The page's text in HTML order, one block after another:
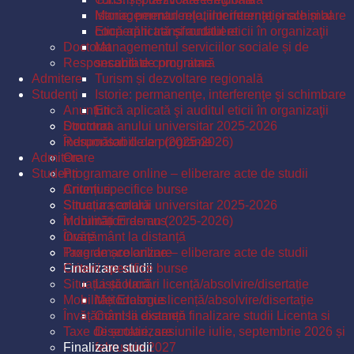
Istorie: permanenţe, interferenţe şi schimbare
Etică aplicată şi auditul eticii în organizaţii
Doctorat
Responsabili de programe
Admitere
Studenți
Anunțuri
Structura anului universitar 2025-2026
Îndrumători de an (2025-2026)
Orare
Programare online – eliberare acte de studii
Criterii specifice burse
Situația școlară
Mobilități Erasmus
Învățământ la distanță
Taxe de școlarizare
Finalizare studii
Listă lucrări licență/absolvire/disertație
Metodologie licență/absolvire/disertație
Comisii examen finalizare studii Licenta si
Disertatie, sesiunile iulie, septembrie 2026 și
februarie 2027
Managementul relațiilor internaționale și al
cooperării transfrontaliere
Managementul serviciilor sociale și de
securitate comunitară
Turism și dezvoltare regională
Istorie: permanenţe, interferenţe şi schimbare
Etică aplicată şi auditul eticii în organizaţii
Doctorat
Responsabili de programe
Admitere
Studenți
Anunțuri
Structura anului universitar 2025-2026
Îndrumători de an (2025-2026)
Orare
Programare online – eliberare acte de studii
Criterii specifice burse
Situația școlară
Mobilități Erasmus
Învățământ la distanță
Taxe de școlarizare
Finalizare studii